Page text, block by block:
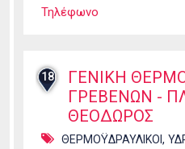
Τηλέφωνο
18
ΓΕΝΙΚΗ
ΓΡΕΒΕΝΩΝ -
ΘΕΟΔΩΡΟΣ
ΘΕΡΜΟΫΔΡΑΥΛΙΚΟΙ ,